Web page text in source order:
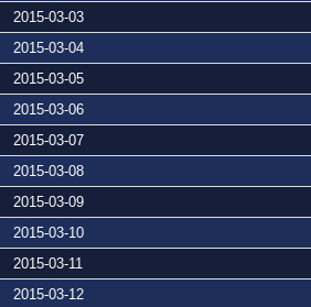
2015-03-03
2015-03-04
2015-03-05
2015-03-06
2015-03-07
2015-03-08
2015-03-09
2015-03-10
2015-03-11
2015-03-12